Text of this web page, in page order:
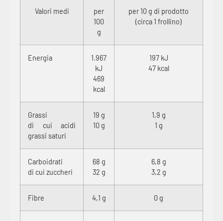
Valori medi
per
100
g
per 10 g di prodotto
(circa 1 frollino)
Energia
1.967
kJ
469
kcal
197 kJ
47 kcal
Grassi
di cui acidi
grassi saturi
19 g
10 g
1,9 g
1 g
Carboidrati
di cui zuccheri
68 g
32 g
6,8 g
3,2 g
Fibre 4,1 g 0 g